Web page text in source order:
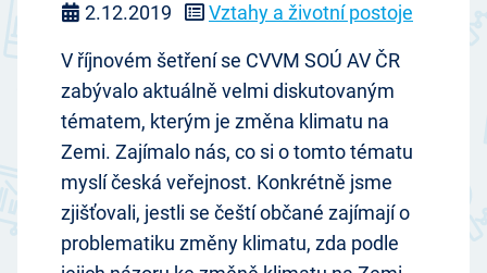
2.12.2019 Vztahy a životní postoje
V říjnovém šetření se CVVM SOÚ AV ČR
zabývalo aktuálně velmi diskutovaným
tématem, kterým je změna klimatu na
Zemi. Zajímalo nás, co si o tomto tématu
myslí česká veřejnost. Konkrétně jsme
zjišťovali, jestli se čeští občané zajímají o
problematiku změny klimatu, zda podle